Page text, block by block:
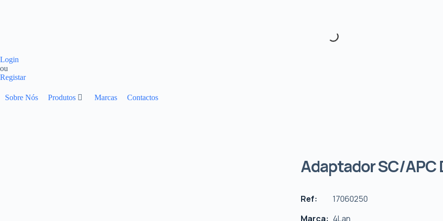
Login
ou
Registar
Sobre Nós Produtos Marcas Contactos
Adaptador SC/APC
Ref:
17060250
Marca: 4Lan